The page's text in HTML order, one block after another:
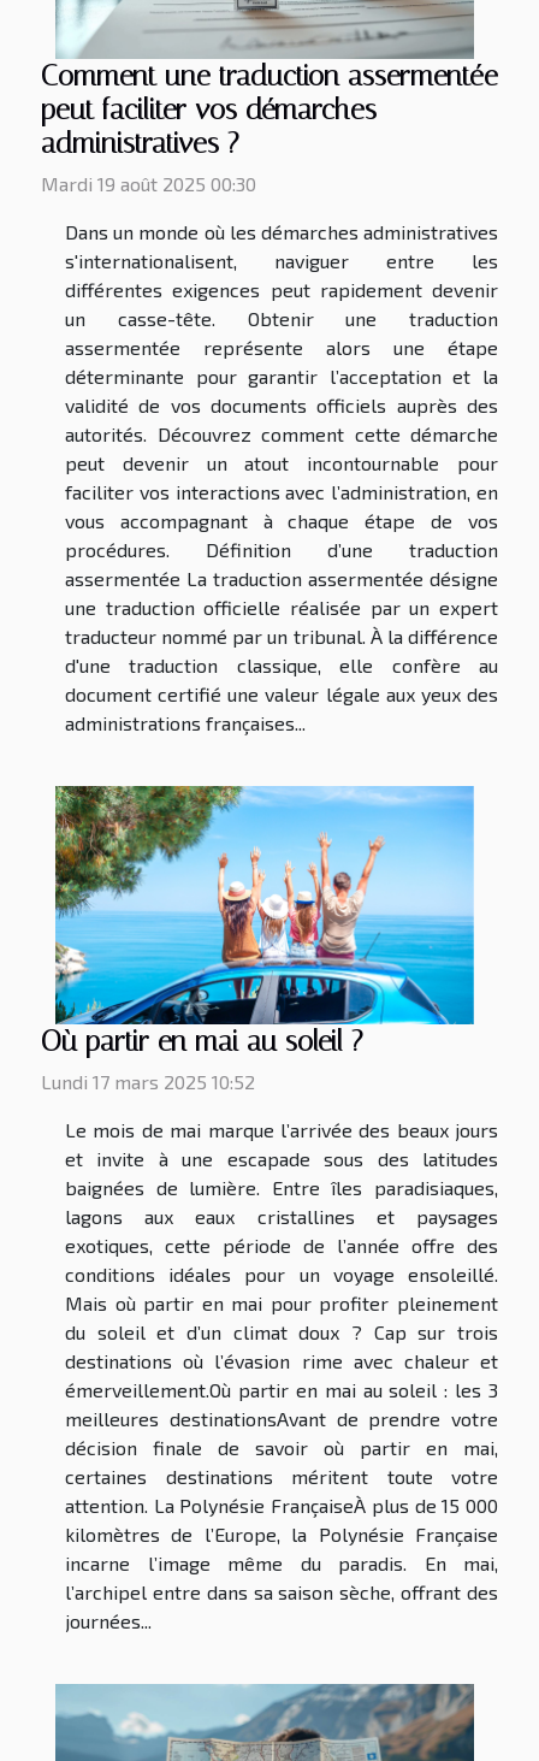
Comment une traduction assermentée
peut faciliter vos démarches
administratives ?
Mardi 19 août 2025 00:30
Dans un monde où les démarches administratives
s'internationalisent, naviguer entre les
différentes exigences peut rapidement devenir
un casse-tête. Obtenir une traduction
assermentée représente alors une étape
déterminante pour garantir l’acceptation et la
validité de vos documents officiels auprès des
autorités. Découvrez comment cette démarche
peut devenir un atout incontournable pour
faciliter vos interactions avec l’administration, en
vous accompagnant à chaque étape de vos
procédures. Définition d’une traduction
assermentée La traduction assermentée désigne
une traduction officielle réalisée par un expert
traducteur nommé par un tribunal. À la différence
d'une traduction classique, elle confère au
document certifié une valeur légale aux yeux des
administrations françaises...
Où partir en mai au soleil ?
Lundi 17 mars 2025 10:52
Le mois de mai marque l’arrivée des beaux jours
et invite à une escapade sous des latitudes
baignées de lumière. Entre îles paradisiaques,
lagons aux eaux cristallines et paysages
exotiques, cette période de l’année offre des
conditions idéales pour un voyage ensoleillé.
Mais où partir en mai pour profiter pleinement
du soleil et d’un climat doux ? Cap sur trois
destinations où l’évasion rime avec chaleur et
émerveillement.Où partir en mai au soleil : les 3
meilleures destinationsAvant de prendre votre
décision finale de savoir où partir en mai,
certaines destinations méritent toute votre
attention. La Polynésie FrançaiseÀ plus de 15 000
kilomètres de l’Europe, la Polynésie Française
incarne l’image même du paradis. En mai,
l’archipel entre dans sa saison sèche, offrant des
journées...